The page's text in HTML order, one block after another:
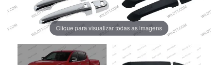
Clique para visualizar todas as imagens